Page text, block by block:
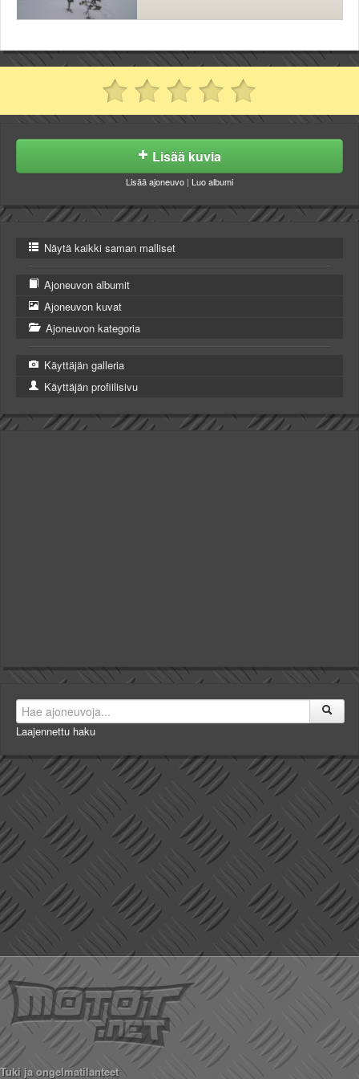
Lisää kuvia
Lisää ajoneuvo | Luo albumi
Näytä kaikki saman malliset
Ajoneuvon albumit
Ajoneuvon kuvat
Ajoneuvon kategoria
Käyttäjän galleria
Käyttäjän profiilisivu
Laajennettu haku
Tuki ja ongelmatilanteet